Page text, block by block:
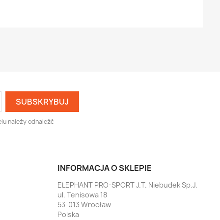
należy odnaleźć
INFORMACJA O SKLEPIE
ELEPHANT PRO-SPORT J.T. Niebudek Sp.J.
ul. Tenisowa 18
53-013 Wrocław
Polska